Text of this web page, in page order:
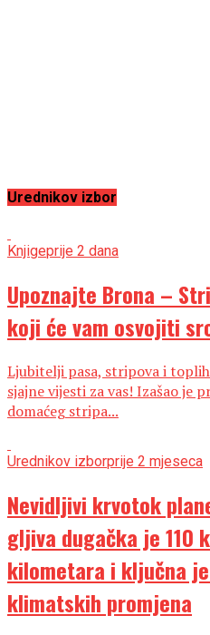
Urednikov izbor
Knjigeprije 2 dana
Upoznajte Brona –
koji će vam osvojiti
Ljubitelji pasa, stripova i
sjajne vijesti za vas! Izašao je
domaćeg stripa...
Urednikov izborprije 2 mjeseca
Nevidljivi krvotok
gljiva dugačka je 110
kilometara i ključna
klimatskih promjena